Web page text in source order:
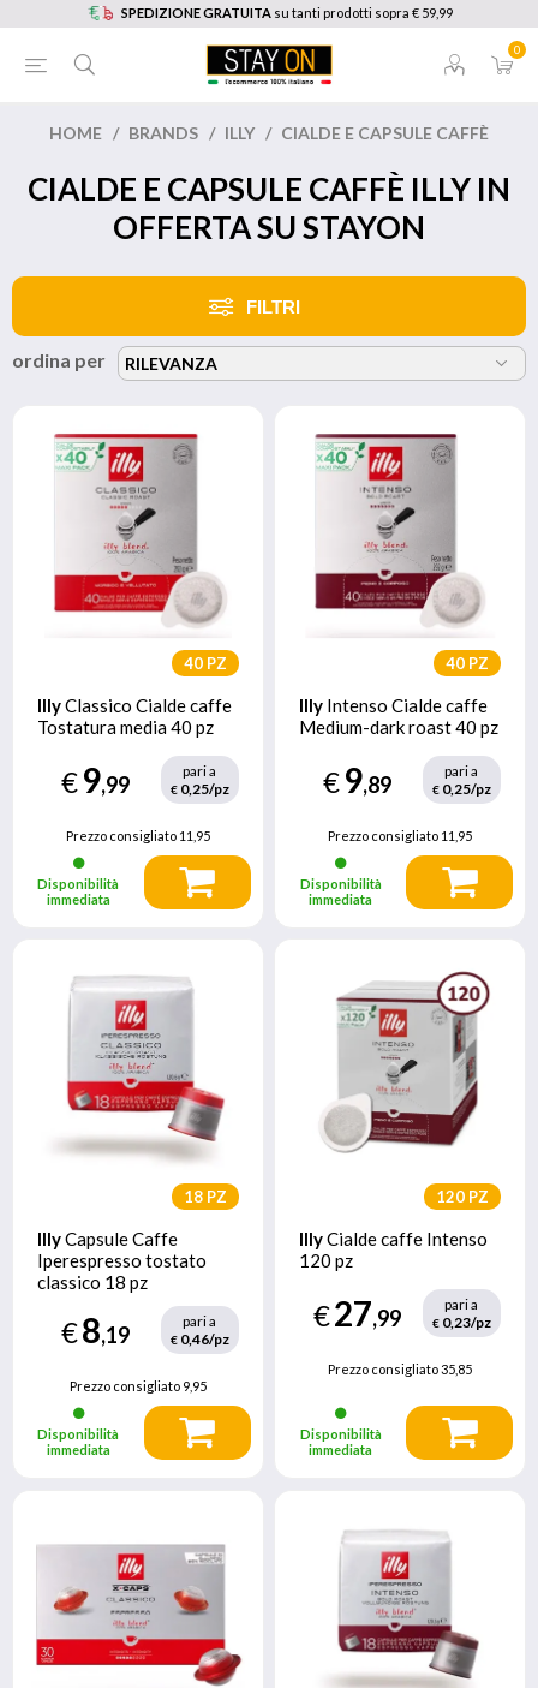
SPEDIZIONE GRATUITA su tanti prodotti sopra € 59,99
0
HOME / BRANDS / ILLY / CIALDE E CAPSULE CAFFÈ
CIALDE E CAPSULE CAFFÈ ILLY IN
OFFERTA SU STAYON
FILTRI
ordina per
40 PZ
IllyClassico Cialde caffe
Tostatura media 40 pz
€9,99
pari a
€0,25/pz
Prezzo consigliato11,95
Disponibilità
immediata
40 PZ
Illy Intenso Cialde caffe
Medium-dark roast 40 pz
€9,89
pari a
€0,25/pz
Prezzo consigliato 11,95
Disponibilità
immediata
18 PZ
IllyCapsule Caffe
Iperespresso tostato
classico 18 pz
€8,19
pari a
€0,46/pz
Prezzo consigliato9,95
Disponibilità
immediata
120 PZ
IllyCialde caffe Intenso
120 pz
€27,99
pari a
€0,23/pz
Prezzo consigliato35,85
Disponibilità
immediata